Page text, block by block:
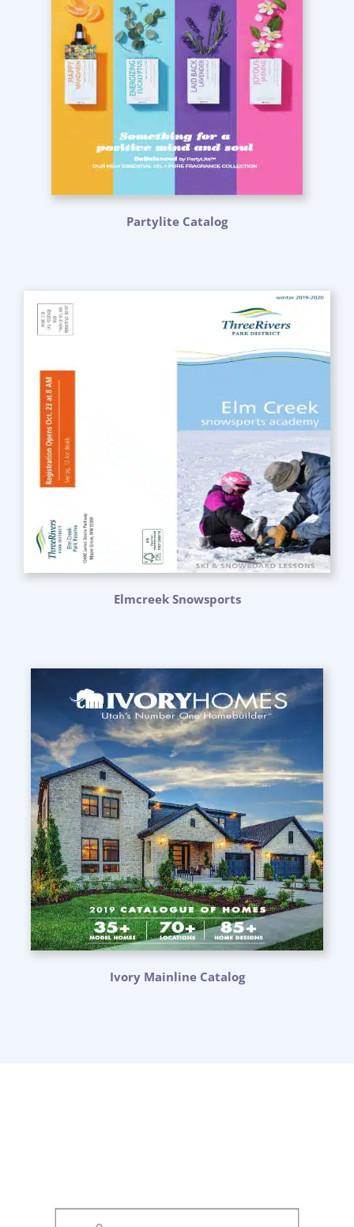
Partylite Catalog
Elmcreek Snowsports
Ivory Mainline Catalog